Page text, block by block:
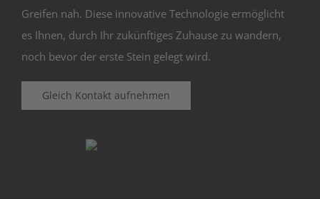
Greifen nah. Diese innovative Technologie ermöglicht
es Ihnen, durch Ihr zukünftiges Zuhause zu wandern,
noch bevor der erste Stein gelegt wird.
Gleich Kontakt aufnehmen